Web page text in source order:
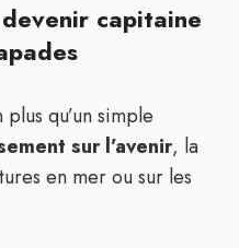
capitaine
qu’un simple
sur l’avenir, la
en mer ou sur les